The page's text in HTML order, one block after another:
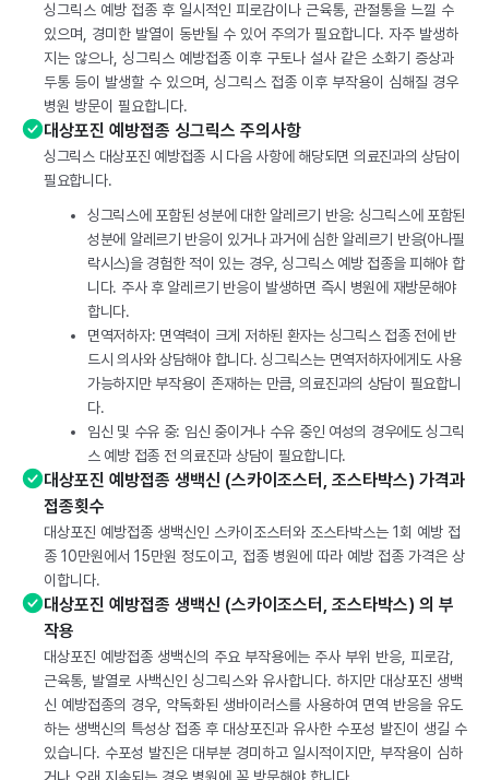
싱그릭스 예방 접종 후 일시적인 피로감이나 근육통, 관절통을 느낄 수
있으며, 경미한 발열이 동반될 수 있어 주의가 필요합니다. 자주 발생하
지는 않으나, 싱그릭스 예방접종 이후 구토나 설사 같은 소화기 증상과
두통 등이 발생할 수 있으며, 싱그릭스 접종 이후 부작용이 심해질 경우
병원 방문이 필요합니다.
대상포진 예방접종 싱그릭스 주의사항
싱그릭스 대상포진 예방접종 시 다음 사항에 해당되면 의료진과의 상담이
필요합니다.
싱그릭스에 포함된 성분에 대한 알레르기 반응: 싱그릭스에 포함된
성분에 알레르기 반응이 있거나 과거에 심한 알레르기 반응(아나필
락시스)을 경험한 적이 있는 경우, 싱그릭스 예방 접종을 피해야 합
니다. 주사 후 알레르기 반응이 발생하면 즉시 병원에 재방문해야
합니다.
면역저하자: 면역력이 크게 저하된 환자는 싱그릭스 접종 전에 반
드시 의사와 상담해야 합니다. 싱그릭스는 면역저하자에게도 사용
가능하지만 부작용이 존재하는 만큼, 의료진과의 상담이 필요합니
다.
임신 및 수유 중: 임신 중이거나 수유 중인 여성의 경우에도 싱그릭
스 예방 접종 전 의료진과 상담이 필요합니다.
대상포진 예방접종 생백신 (스카이조스터, 조스타박스) 가격과
접종횟수
대상포진 예방접종 생백신인 스카이조스터와 조스타박스는 1회 예방 접
종 10만원에서 15만원 정도이고, 접종 병원에 따라 예방 접종 가격은 상
이합니다.
대상포진 예방접종 생백신 (스카이조스터, 조스타박스) 의 부
작용
대상포진 예방접종 생백신의 주요 부작용에는 주사 부위 반응, 피로감,
근육통, 발열로 사백신인 싱그릭스와 유사합니다. 하지만 대상포진 생백
신 예방접종의 경우, 약독화된 생바이러스를 사용하여 면역 반응을 유도
하는 생백신의 특성상 접종 후 대상포진과 유사한 수포성 발진이 생길 수
있습니다. 수포성 발진은 대부분 경미하고 일시적이지만, 부작용이 심하